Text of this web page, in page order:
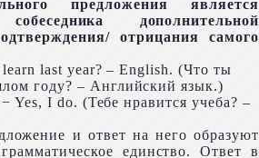
предложения является
дополнительной
отрицания самого
last year? – Eng­lish. (Что ты
году? – Английский язык.)
Yes, I do. (Тебе нравится учеба? –
и ответ на него образуют
единство. Ответ в